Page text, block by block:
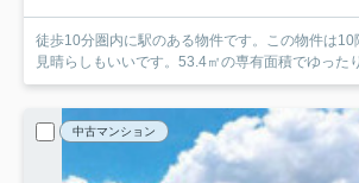
徒歩10分圏内に駅のある物件です。この物件は10
見晴らしもいいです。53.4㎡の専有面積でゆった
中古マンション